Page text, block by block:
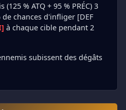
% ATQ + 95 % PRÉC) 3
chances d'infliger [DEF
à chaque cible pendant 2
subissent des dégâts